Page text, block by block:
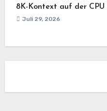
8K-Kontext auf der CPU
Juli 29, 2026